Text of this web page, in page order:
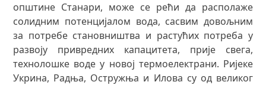
општине Станари, може се рећи да располаже
солидним потенцијалом вода, сасвим довољним
за потребе становништва и растућих потреба у
развоју привредних капацитета, прије свега,
технолошке воде у новој термоелектрани. Ријеке
Укрина, Радња, Остружња и Илова су од великог